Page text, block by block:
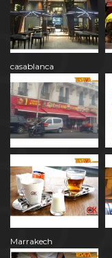
casablanca
Marrakech